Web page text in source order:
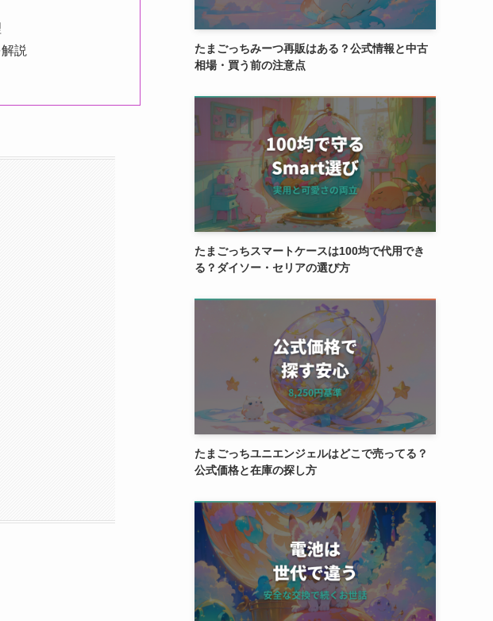
説
たまごっちみーつ再販はある？公式情報と中古
相場・買う前の注意点
たまごっちスマートケースは100均で代用でき
る？ダイソー・セリアの選び方
たまごっちユニエンジェルはどこで売ってる？
公式価格と在庫の探し方